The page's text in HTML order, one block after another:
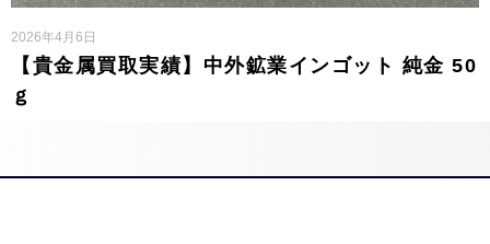
【貴金属買取実績】中外鉱業インゴット 純金 50
ｇ
2026年4月6日